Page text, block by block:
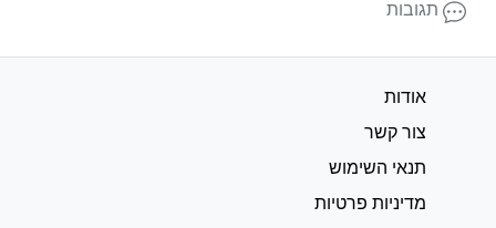
תגובות
אודות
צור קשר
תנאי השימוש
מדיניות פרטיות